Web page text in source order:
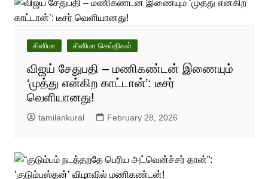
சினிமா சினிமா செய்திகள்
விஜய் சேதுபதி – மணிகண்டன் இணையும்
‘முத்து என்கிற காட்டான்’: டீசர்
வெளியானது!
tamilankural February 28, 2026